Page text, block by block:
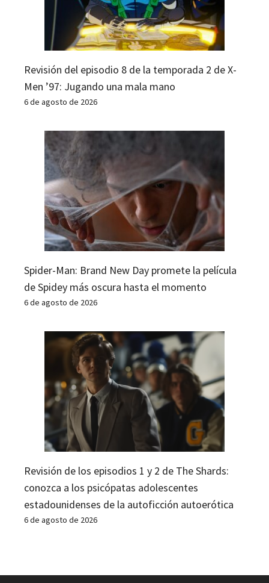
Revisión del episodio 8 de la temporada 2 de X-
Men ’97: Jugando una mala mano
6 de agosto de 2026
Spider-Man: Brand New Day promete la película
de Spidey más oscura hasta el momento
6 de agosto de 2026
Revisión de los episodios 1 y 2 de The Shards:
conozca a los psicópatas adolescentes
estadounidenses de la autoficción autoerótica
6 de agosto de 2026